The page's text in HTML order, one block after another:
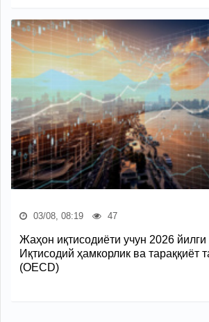
03/08, 08:19 47
Жаҳон иқтисодиёти учун 2026
Иқтисодий ҳамкорлик ва тараққиёт
(OECD)